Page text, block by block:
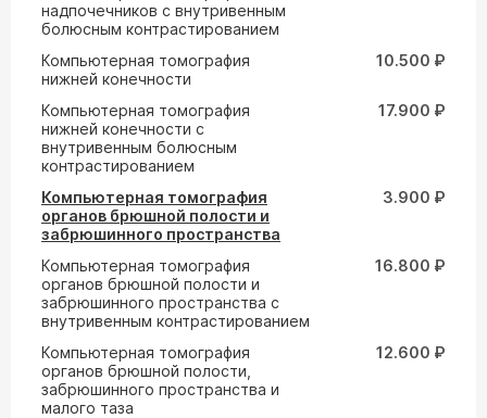
надпочечников с внутривенным
болюсным контрастированием
Компьютерная томография
нижней конечности
10.500 ₽
Компьютерная томография
нижней конечности с
внутривенным болюсным
контрастированием
17.900 ₽
Компьютерная томография
органов брюшной полости и
забрюшинного пространства
3.900 ₽
Компьютерная томография
органов брюшной полости и
забрюшинного пространства с
внутривенным контрастированием
16.800 ₽
Компьютерная томография
органов брюшной полости,
забрюшинного пространства и
малого таза
12.600 ₽